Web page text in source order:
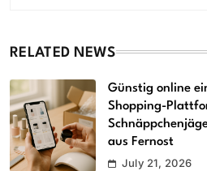
RELATED NEWS
Günstig online
Shopping-
aus Fernost
July 21, 2026